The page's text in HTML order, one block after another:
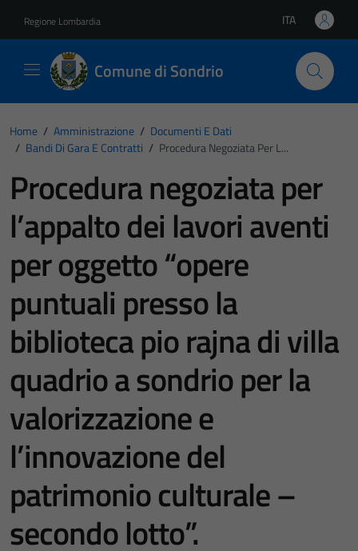
Regione Lombardia Lingua attiva:
ITA
Comune di Sondrio
Home / Amministrazione / Documenti E Dati
/ Bandi Di Gara E Contratti / Procedura Negoziata Per L...
Procedura negoziata per
l’appalto dei lavori aventi
per oggetto “opere
puntuali presso la
biblioteca pio rajna di villa
quadrio a sondrio per la
valorizzazione e
l’innovazione del
patrimonio culturale –
secondo lotto”.